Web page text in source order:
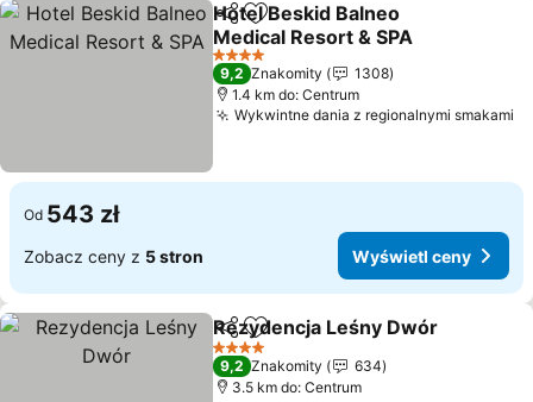
Udostępnij
Dodaj do ulubionych
Hotel Beskid Balneo
Medical Resort & SPA
4 Kategoria
9,2 Znakomity
1308
1.4 km do: Centrum
Wykwintne dania z regionalnymi smakami
Od 543 zł
Zobacz ceny z 5 stron Wyświetl ceny
Udostępnij
Dodaj do ulubionych
Rezydencja Leśny Dwór
4 Kategoria
9,2 Znakomity
634
3.5 km do: Centrum